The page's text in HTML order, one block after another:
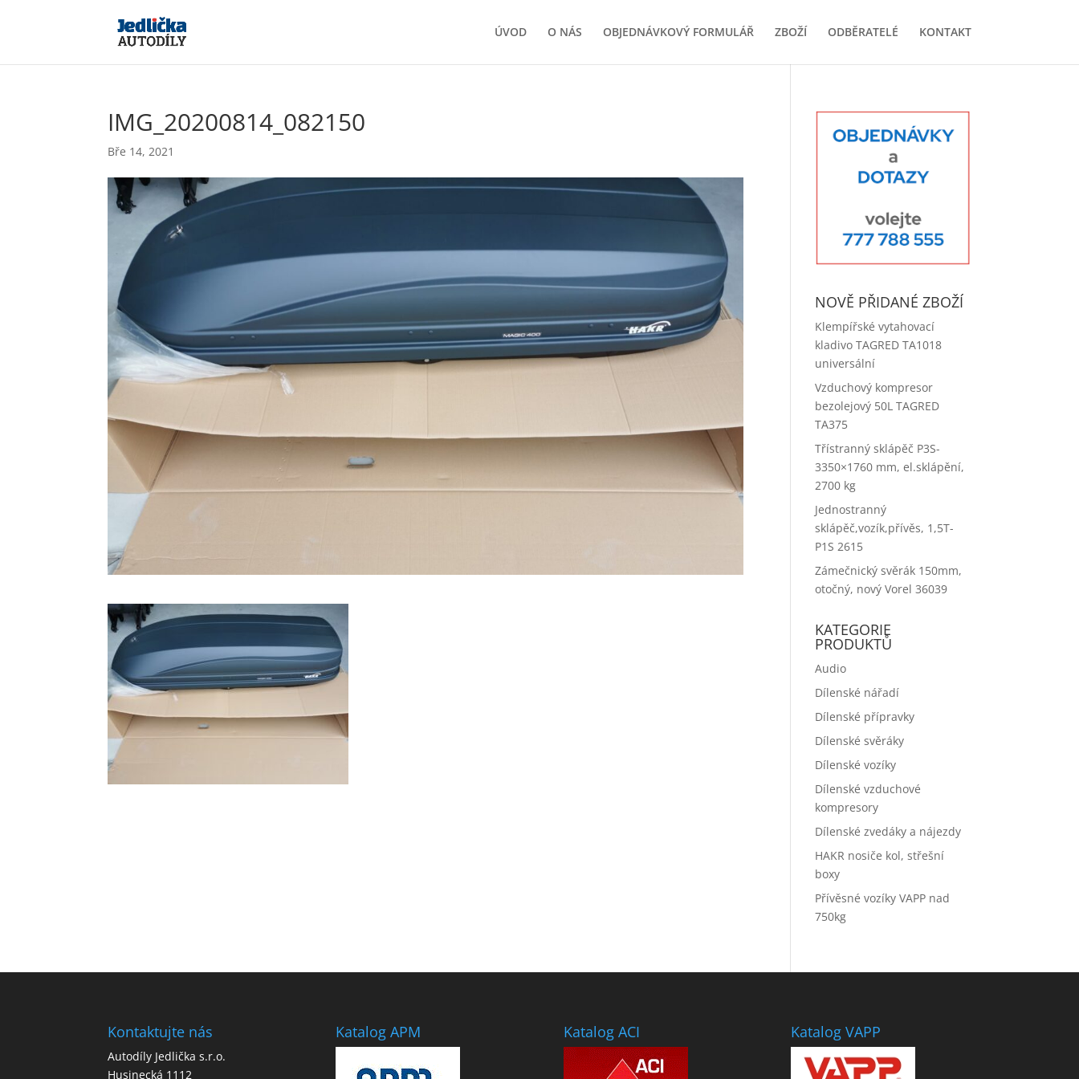
ÚVOD O NÁS OBJEDNÁVKOVÝ FORMULÁŘ ZBOŽÍ ODBĚRATELÉ KONTAKT
IMG_20200814_082150
Bře 14, 2021
NOVĚ PŘIDANÉ ZBOŽÍ
Klempířské vytahovací
kladivo TAGRED TA1018
universální
Vzduchový kompresor
bezolejový 50L TAGRED
TA375
Třístranný sklápěč P3S-
3350×1760 mm, el.sklápění,
2700 kg
Jednostranný
sklápěč,vozík,přívěs, 1,5T-
P1S 2615
Zámečnický svěrák 150mm,
otočný, nový Vorel 36039
KATEGORIE
PRODUKTŮ
Audio
Dílenské nářadí
Dílenské přípravky
Dílenské svěráky
Dílenské vozíky
Dílenské vzduchové
kompresory
Dílenské zvedáky a nájezdy
HAKR nosiče kol, střešní
boxy
Přívěsné vozíky VAPP nad
750kg
Kontaktujte nás
Autodíly Jedlička s.r.o.
Husinecká 1112
Katalog APM Katalog ACI Katalog VAPP